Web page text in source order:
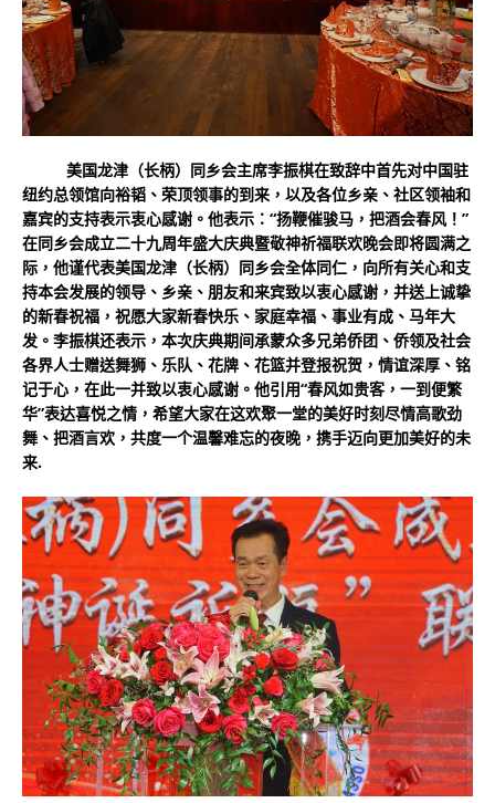
美国龙津（长柄）同乡会主席李振棋在致辞中首先对中国驻
纽约总领馆向裕韬、荣顶领事的到来，以及各位乡亲、社区领袖和
嘉宾的支持表示衷心感谢。他表示：“扬鞭催骏马，把酒会春风！”
在同乡会成立二十九周年盛大庆典暨敬神祈福联欢晚会即将圆满之
际，他谨代表美国龙津（长柄）同乡会全体同仁，向所有关心和支
持本会发展的领导、乡亲、朋友和来宾致以衷心感谢，并送上诚挚
的新春祝福，祝愿大家新春快乐、家庭幸福、事业有成、马年大
发。李振棋还表示，本次庆典期间承蒙众多兄弟侨团、侨领及社会
各界人士赠送舞狮、乐队、花牌、花篮并登报祝贺，情谊深厚、铭
记于心，在此一并致以衷心感谢。他引用“春风如贵客，一到便繁
华”表达喜悦之情，希望大家在这欢聚一堂的美好时刻尽情高歌劲
舞、把酒言欢，共度一个温馨难忘的夜晚，携手迈向更加美好的未
来.